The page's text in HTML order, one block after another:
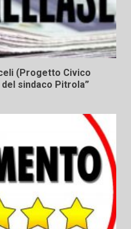
(Progetto Civico
del sindaco Pitrola”